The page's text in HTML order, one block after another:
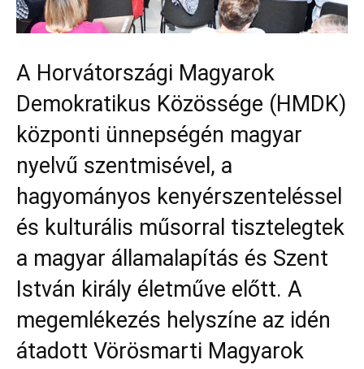
A Horvátországi Magyarok
Demokratikus Közössége (HMDK)
központi ünnepségén magyar
nyelvű szentmisével, a
hagyományos kenyérszenteléssel
és kulturális műsorral tisztelegtek
a magyar államalapítás és Szent
István király életműve előtt. A
megemlékezés helyszíne az idén
átadott Vörösmarti Magyarok